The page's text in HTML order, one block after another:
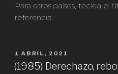
Para otros países, teclea el
referencia.
PUBLICADO
EN
1 ABRIL, 2021
(1985) Derechazo,